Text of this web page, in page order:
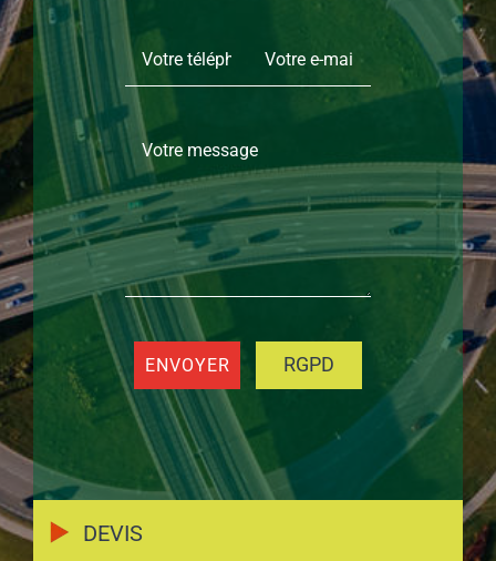
RGPD
DEVIS